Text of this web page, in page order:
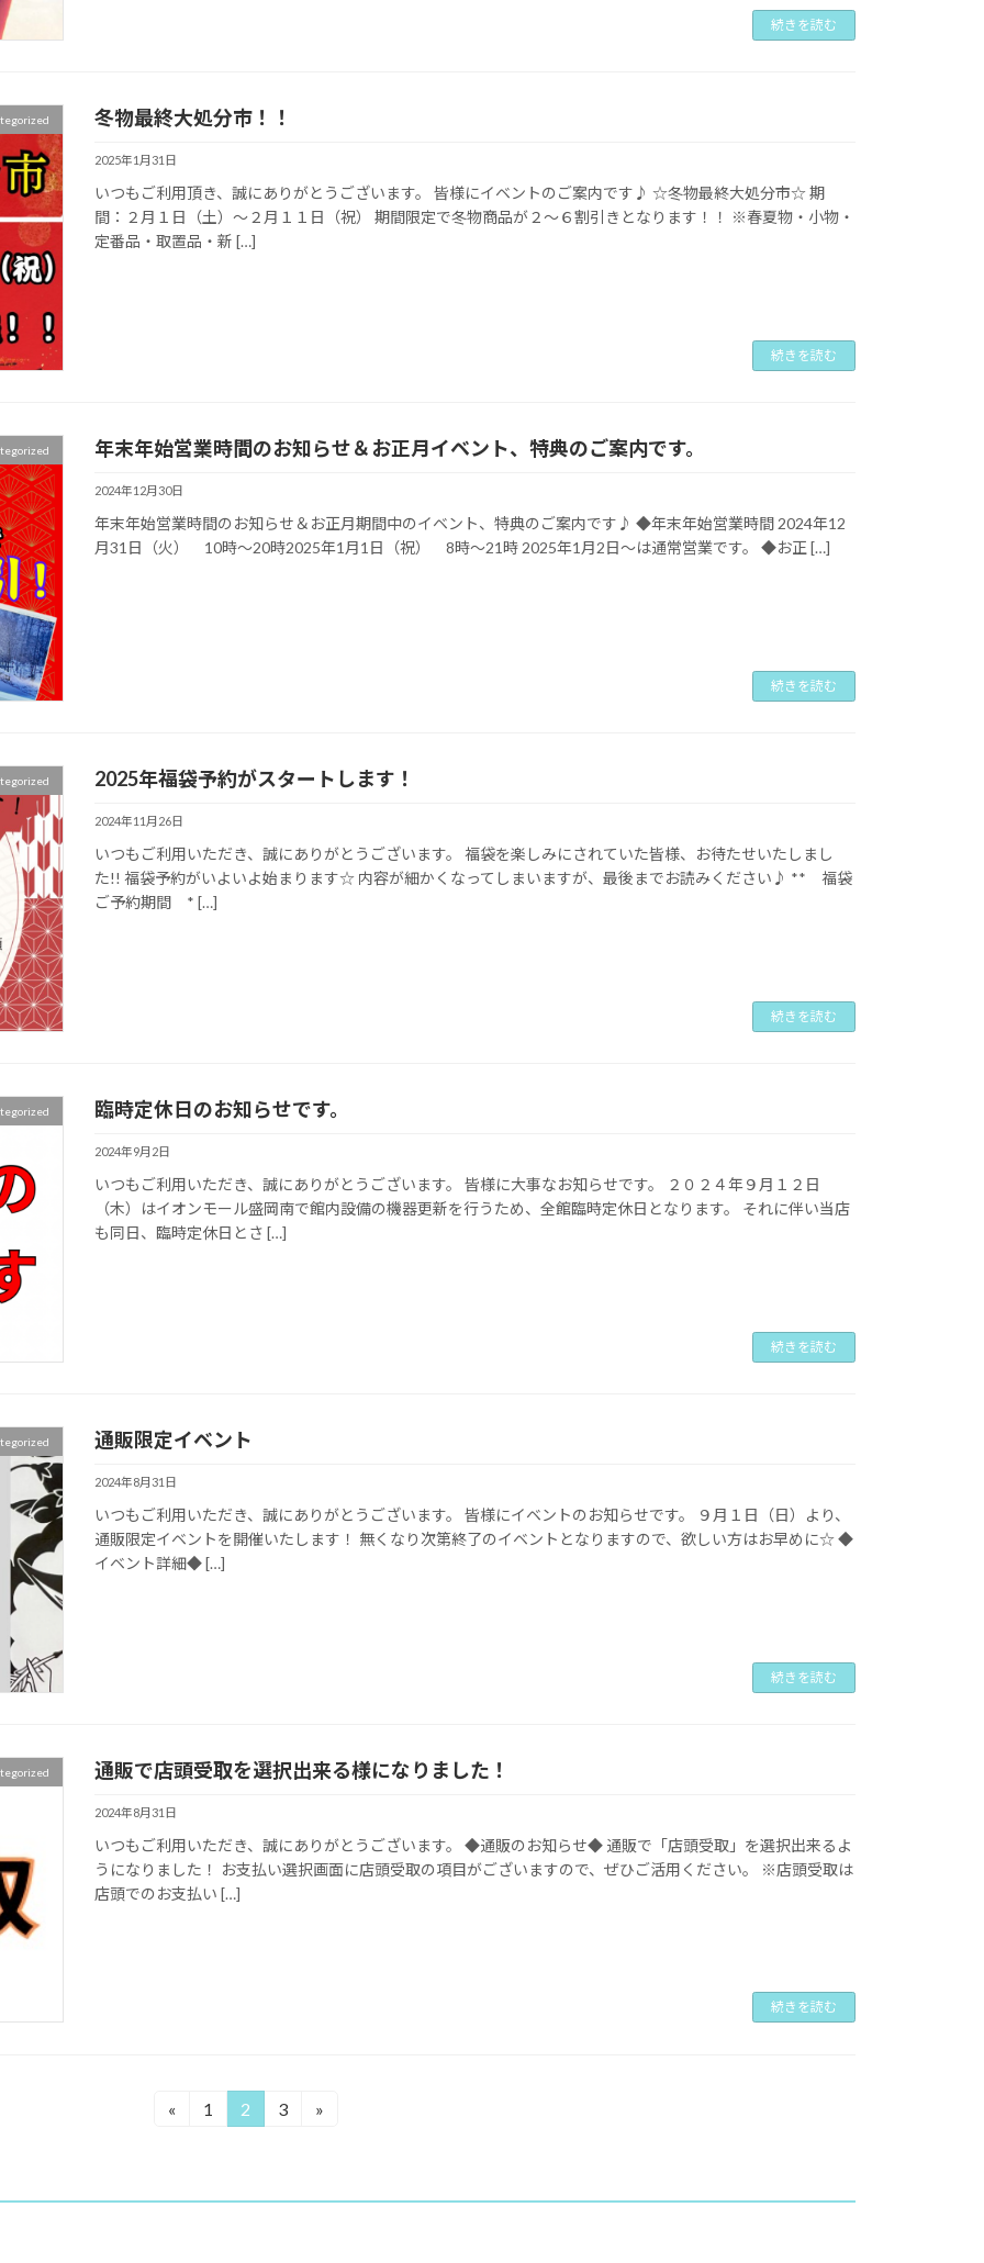
続きを読む
冬物最終大処分市！！
2025年1月31日
いつもご利用頂き、誠にありがとうございます。 皆様にイベントのご案内です♪ ☆冬物最終大処分市☆ 期
間：２月１日（土）～２月１１日（祝） 期間限定で冬物商品が２～６割引きとなります！！ ※春夏物・小物・
定番品・取置品・新 […]
続きを読む
年末年始営業時間のお知らせ＆お正月イベント、特典のご案内です。
2024年12月30日
年末年始営業時間のお知らせ＆お正月期間中のイベント、特典のご案内です♪ ◆年末年始営業時間 2024年12
月31日（火） 10時～20時2025年1月1日（祝） 8時～21時 2025年1月2日～は通常営業です。 ◆お正 […]
続きを読む
2025年福袋予約がスタートします！
2024年11月26日
いつもご利用いただき、誠にありがとうございます。 福袋を楽しみにされていた皆様、お待たせいたしまし
た!! 福袋予約がいよいよ始まります☆ 内容が細かくなってしまいますが、最後までお読みください♪ ** 福袋
ご予約期間 * […]
続きを読む
臨時定休日のお知らせです。
2024年9月2日
いつもご利用いただき、誠にありがとうございます。 皆様に大事なお知らせです。 ２０２４年９月１２日
（木）はイオンモール盛岡南で館内設備の機器更新を行うため、全館臨時定休日となります。 それに伴い当店
も同日、臨時定休日とさ […]
続きを読む
通販限定イベント
2024年8月31日
いつもご利用いただき、誠にありがとうございます。 皆様にイベントのお知らせです。 ９月１日（日）より、
通販限定イベントを開催いたします！ 無くなり次第終了のイベントとなりますので、欲しい方はお早めに☆ ◆
イベント詳細◆ […]
続きを読む
通販で店頭受取を選択出来る様になりました！
2024年8月31日
いつもご利用いただき、誠にありがとうございます。 ◆通販のお知らせ◆ 通販で「店頭受取」を選択出来るよ
うになりました！ お支払い選択画面に店頭受取の項目がございますので、ぜひご活用ください。 ※店頭受取は
店頭でのお支払い […]
続きを読む
«
固
1
固
2
固
3 »